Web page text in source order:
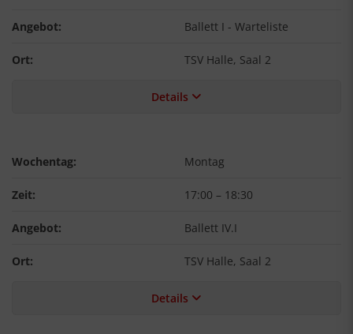
Angebot: Ballett I - Warteliste
Ort: TSV Halle, Saal 2
Details
Wochentag: Montag
Zeit: 17:00 – 18:30
Angebot: Ballett IV.I
Ort: TSV Halle, Saal 2
Details